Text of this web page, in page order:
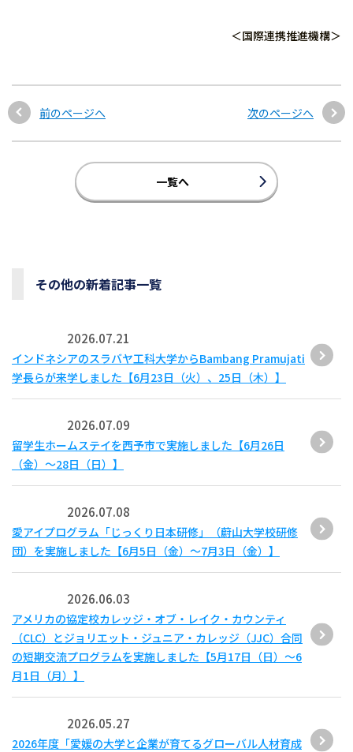
＜国際連携推進機構＞
前のページへ 次のページへ
一覧へ
その他の新着記事一覧
2026.07.21
インドネシアのスラバヤ工科大学からBambang Pramujati
学長らが来学しました【6月23日（火）、25日（木）】
2026.07.09
留学生ホームステイを西予市で実施しました【6月26日
（金）～28日（日）】
2026.07.08
愛アイプログラム「じっくり日本研修」（蔚山大学校研修
団）を実施しました【6月5日（金）～7月3日（金）】
2026.06.03
アメリカの協定校カレッジ・オブ・レイク・カウンティ
（CLC）とジョリエット・ジュニア・カレッジ（JJC）合同
の短期交流プログラムを実施しました【5月17日（日）～6
月1日（月）】
2026.05.27
2026年度「愛媛の大学と企業が育てるグローバル人材育成